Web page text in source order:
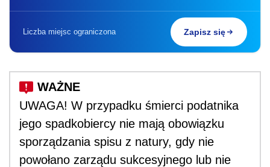
Liczba miejsc ograniczona Zapisz się
UWAGA! W przypadku śmierci podatnika
jego spadkobiercy nie mają obowiązku
sporządzania spisu z natury, gdy nie
powołano zarządu sukcesyjnego lub nie